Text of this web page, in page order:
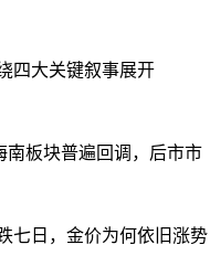
四大关键叙事展开
板块普遍回调，后市市
七日，金价为何依旧涨势